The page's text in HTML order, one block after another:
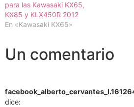
para las Kawasaki KX65,
KX85 y KLX450R 2012
En «Kawasaki KX65»
Un comentario
dice: